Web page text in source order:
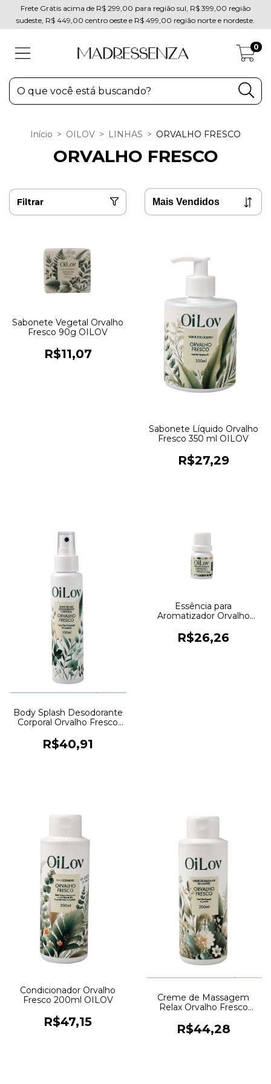
Frete Grátis acima de R$ 299,00 para região sul, R$ 399,00 região
sudeste, R$ 449,00 centro oeste e R$ 499,00 região norte e nordeste.
0
Início > OILOV > LINHAS > ORVALHO FRESCO
ORVALHO FRESCO
Filtrar
Sabonete Vegetal Orvalho
Fresco 90g OILOV
R$11,07
Sabonete Líquido Orvalho
Fresco 350 ml OILOV
R$27,29
Body Splash Desodorante
Corporal Orvalho Fresco
R$40,91
Essência para
Aromatizador Orvalho
R$26,26
Condicionador Orvalho
Fresco 200ml OILOV
R$47,15
Creme de Massagem
Relax Orvalho Fresco
R$44,28